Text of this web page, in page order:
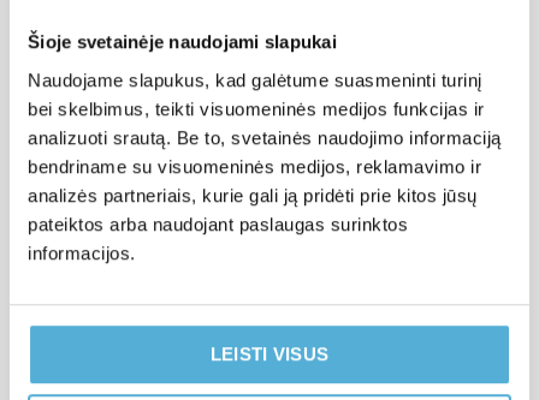
Šioje svetainėje naudojami slapukai
Naudojame slapukus, kad galėtume suasmeninti turinį
bei skelbimus, teikti visuomeninės medijos funkcijas ir
analizuoti srautą. Be to, svetainės naudojimo informaciją
bendriname su visuomeninės medijos, reklamavimo ir
analizės partneriais, kurie gali ją pridėti prie kitos jūsų
pateiktos arba naudojant paslaugas surinktos
informacijos.
LEISTI VISUS
6,90 kg/m², t. y. 30–40 % mažiau nei taikant tradicines
dvisluoksnes sistemas, kas ypač svarbu elektriniams ir
sportiniams automobiliams.
Sluoksniai
100 μm folija
2 mm storio sunki membrana